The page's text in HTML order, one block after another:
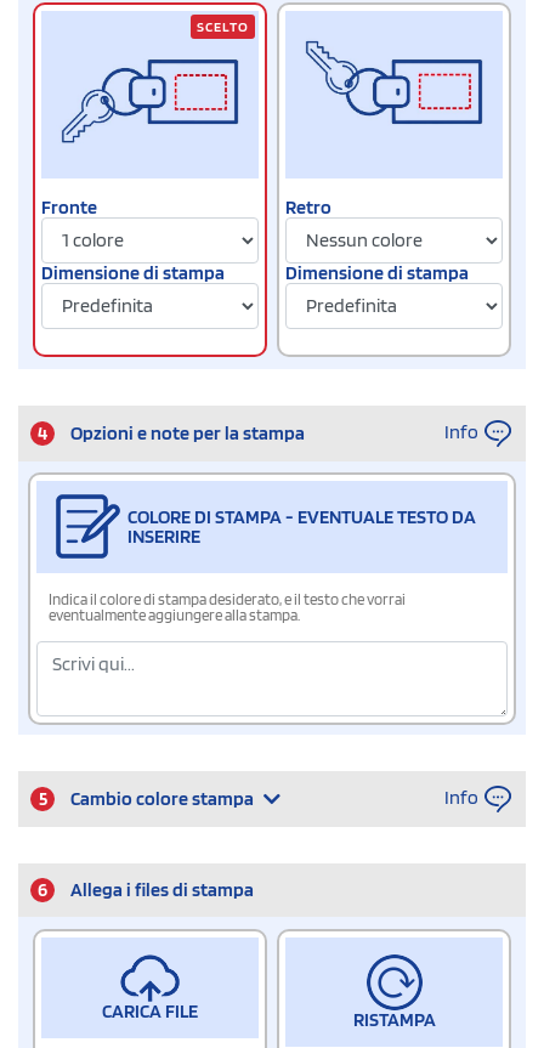
Fronte
Dimensione di stampa
SCELTO
Retro
Dimensione di stampa
4 Opzioni e note per la stampa Info
COLORE DI STAMPA - EVENTUALE TESTO DA
INSERIRE
Indica il colore di stampa desiderato, e il testo che vorrai
eventualmente aggiungere alla stampa.
5 Cambio colore stampa Info
6 Allega i files di stampa
CARICA FILE RISTAMPA